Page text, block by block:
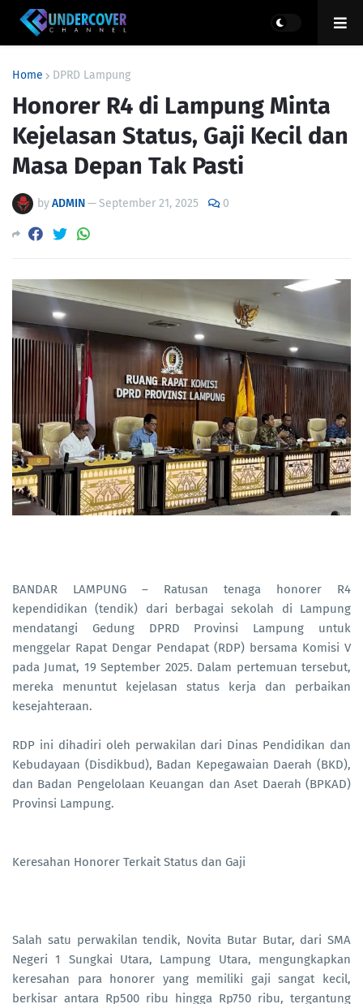
Home DPRD Lampung
Honorer R4 di Lampung Minta
Kejelasan Status, Gaji Kecil dan
Masa Depan Tak Pasti
byADMIN—September 21, 2025 0
BANDAR LAMPUNG – Ratusan tenaga honorer R4
kependidikan (tendik) dari berbagai sekolah di Lampung
mendatangi Gedung DPRD Provinsi Lampung untuk
menggelar Rapat Dengar Pendapat (RDP) bersama Komisi V
pada Jumat, 19 September 2025. Dalam pertemuan tersebut,
mereka menuntut kejelasan status kerja dan perbaikan
kesejahteraan.
RDP ini dihadiri oleh perwakilan dari Dinas Pendidikan dan
Kebudayaan (Disdikbud), Badan Kepegawaian Daerah (BKD),
dan Badan Pengelolaan Keuangan dan Aset Daerah (BPKAD)
Provinsi Lampung.
Keresahan Honorer Terkait Status dan Gaji
Salah satu perwakilan tendik, Novita Butar Butar, dari SMA
Negeri 1 Sungkai Utara, Lampung Utara, mengungkapkan
keresahan para honorer yang memiliki gaji sangat kecil,
berkisar antara Rp500 ribu hingga Rp750 ribu, tergantung